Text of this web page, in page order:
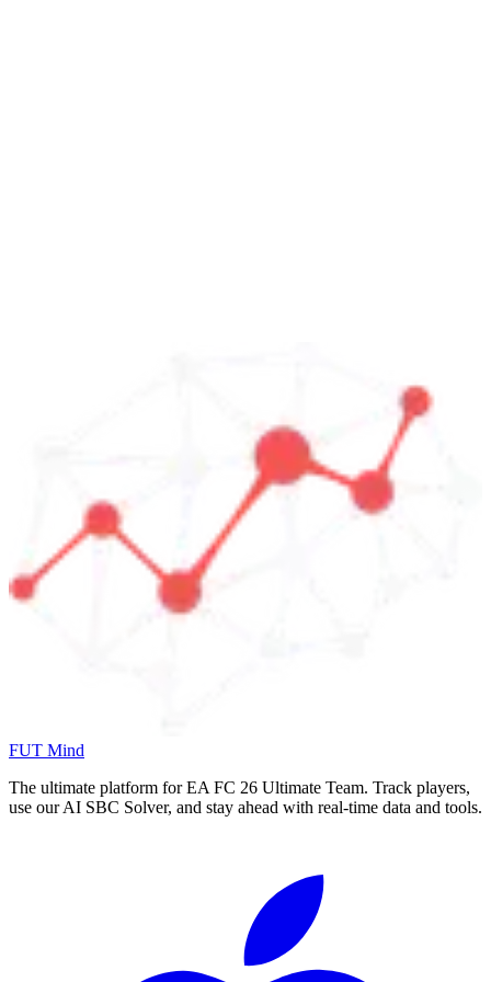
FUT Mind
The ultimate platform for EA FC 26 Ultimate Team. Track players,
use our AI SBC Solver, and stay ahead with real-time data and tools.